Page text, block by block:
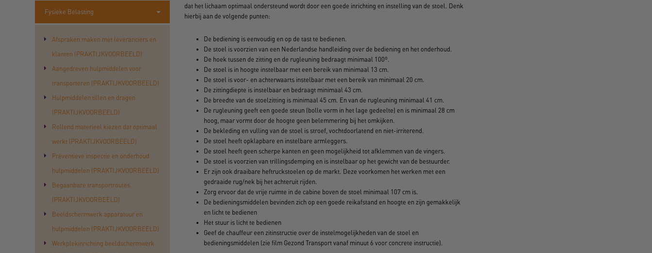
Fysieke Belasting
Afspraken maken met leveranciers en
klanten (PRAKTIJKVOORBEELD)
Aangedreven hulpmiddelen voor
transporteren (PRAKTIJKVOORBEELD)
Hulpmiddelen tillen en dragen
(PRAKTIJKVOORBEELD)
Rollend materieel kiezen dat optimaal
werkt (PRAKTIJKVOORBEELD)
Preventieve inspectie en onderhoud
hulpmiddelen (PRAKTIJKVOORBEELD)
Begaanbare transportroutes
(PRAKTIJKVOORBEELD)
Beeldschermwerk apparatuur en
hulpmiddelen (PRAKTIJKVOORBEELD)
Werkplekinrichting beeldschermwerk
dat het lichaam optimaal ondersteund wordt door een goede inrichting en instelling van de stoel. Denk
hierbij aan de volgende punten:
De bediening is eenvoudig en op de tast te bedienen.
De stoel is voorzien van een Nederlandse handleiding over de bediening en het onderhoud.
De hoek tussen de zitting en de rugleuning bedraagt minimaal 100º.
De stoel is in hoogte instelbaar met een bereik van minimaal 13 cm.
De stoel is voor- en achterwaarts instelbaar met een bereik van minimaal 20 cm.
De zittingdiepte is instelbaar en bedraagt minimaal 43 cm.
De breedte van de stoelzitting is minimaal 45 cm. En van de rugleuning minimaal 41 cm.
De rugleuning geeft een goede steun (bolle vorm in het lage gedeelte) en is minimaal 28 cm
hoog, maar vormt door de hoogte geen belemmering bij het omkijken.
De bekleding en vulling van de stoel is stroef, vochtdoorlatend en niet-irriterend.
De stoel heeft opklapbare en instelbare armleggers.
De stoel heeft geen scherpe kanten en geen mogelijkheid tot afklemmen van de vingers.
De stoel is voorzien van trillingsdemping en is instelbaar op het gewicht van de bestuurder.
Er zijn ook draaibare heftruckstoelen op de markt. Deze voorkomen het werken met een
gedraaide rug/nek bij het achteruit rijden.
Zorg ervoor dat de vrije ruimte in de cabine boven de stoel minimaal 107 cm is.
De bedieningsmiddelen bevinden zich op een goede reikafstand en hoogte en zijn gemakkelijk
en licht te bedienen
Het stuur is licht te bedienen
Geef de chauffeur een zitinstructie over de instelmogelijkheden van de stoel en
bedieningsmiddelen (zie film Gezond Transport vanaf minuut 6 voor concrete instructie).